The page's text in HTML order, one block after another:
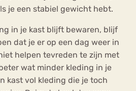
je een stabiel gewicht hebt.
in je kast blijft bewaren, blijf
dat je er op een dag weer in
helpen tevreden te zijn met
wat minder kleding in je
kast vol kleding die je toch